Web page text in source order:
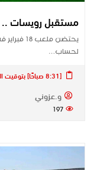
مستقبل رويسات ..
يحتضن
لحساب…
[8:31 صباحًا] بتوقيت الجزائر - الثلاثاء 19 مايو 2026
و.عزوني
197